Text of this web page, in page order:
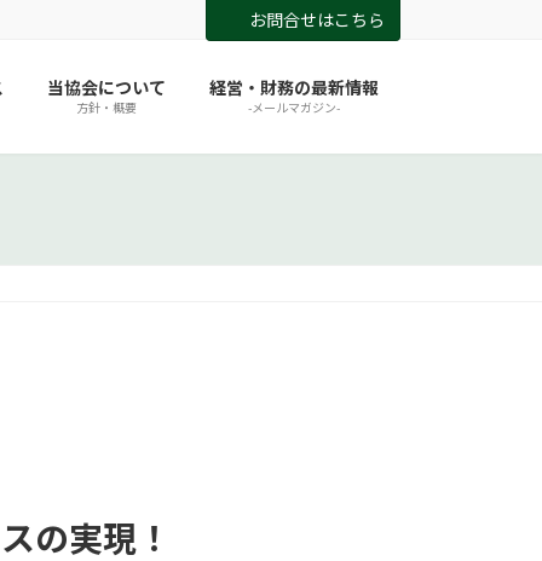
お問合せはこちら
当協会について
方針・概要
経営・財務の最新情報
-メールマガジン-
の実現！